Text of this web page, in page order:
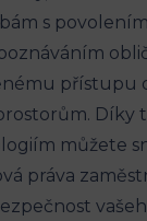
s
přístupu
Díky
můžete
práva